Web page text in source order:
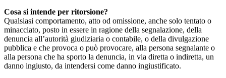
Cosa si intende per ritorsione?
Qualsiasi comportamento, atto od omissione, anche solo tentato o
minacciato, posto in essere in ragione della segnalazione, della
denuncia all’autorità giudiziaria o contabile, o della divulgazione
pubblica e che provoca o può provocare, alla persona segnalante o
alla persona che ha sporto la denuncia, in via diretta o indiretta, un
danno ingiusto, da intendersi come danno ingiustificato.